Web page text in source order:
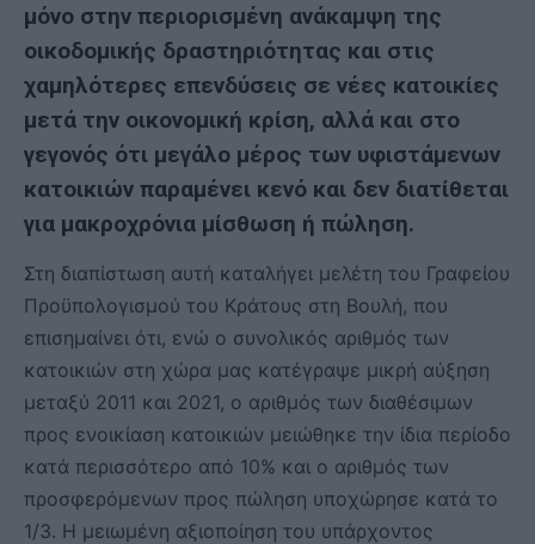
μόνο στην περιορισμένη ανάκαμψη της
οικοδομικής δραστηριότητας και στις
χαμηλότερες επενδύσεις σε νέες κατοικίες
μετά την οικονομική κρίση, αλλά και στο
γεγονός ότι μεγάλο μέρος των υφιστάμενων
κατοικιών παραμένει κενό και δεν διατίθεται
για μακροχρόνια μίσθωση ή πώληση.
Στη διαπίστωση αυτή καταλήγει μελέτη του Γραφείου
Προϋπολογισμού του Κράτους στη Βουλή, που
επισημαίνει ότι, ενώ ο συνολικός αριθμός των
κατοικιών στη χώρα μας κατέγραψε μικρή αύξηση
μεταξύ 2011 και 2021, ο αριθμός των διαθέσιμων
προς ενοικίαση κατοικιών μειώθηκε την ίδια περίοδο
κατά περισσότερο από 10% και ο αριθμός των
προσφερόμενων προς πώληση υποχώρησε κατά το
1/3. Η μειωμένη αξιοποίηση του υπάρχοντος